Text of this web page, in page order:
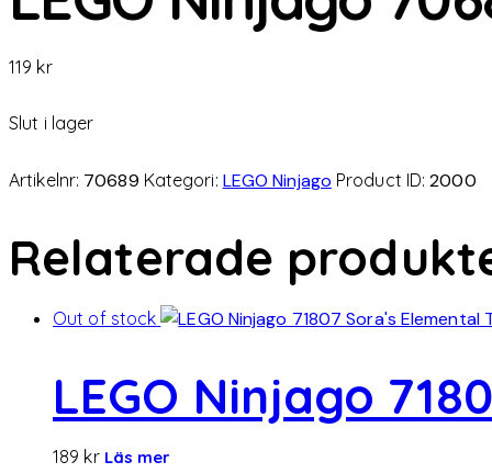
119 kr
Slut i lager
Artikelnr: 70689 Kategori: LEGO Ninjago Product ID:2000
Relaterade
Out of stock
LEGO Ninjago
189 kr Läs mer